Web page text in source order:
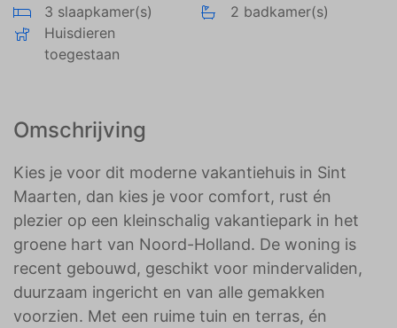
3 slaapkamer(s)
2 badkamer(s)
Huisdieren
toegestaan
Omschrijving
Kies je voor dit moderne vakantiehuis in Sint
Maarten, dan kies je voor comfort, rust én
plezier op een kleinschalig vakantiepark in het
groene hart van Noord-Holland. De woning is
recent gebouwd, geschikt voor mindervaliden,
duurzaam ingericht en van alle gemakken
voorzien. Met een ruime tuin en terras, én